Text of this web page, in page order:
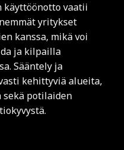
käyttöönotto vaatii
yritykset
kanssa, mikä voi
ja kilpailla
Sääntely ja
kehittyviä alueita,
sekä potilaiden